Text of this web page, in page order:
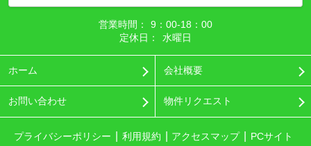
営業時間：
9：00‐18：00
定休日：
水曜日
ホーム 会社概要
お問い合わせ 物件リクエスト
プライバシーポリシー 利用規約 アクセスマップ
PCサイト